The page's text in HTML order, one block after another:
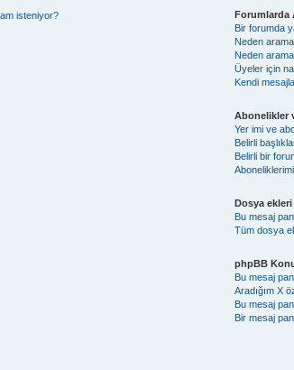
isteniyor?
Forumlarda
Bir forumda
Neden
Neden
Üyeler için
Kendi
Abonelikler
Yer imi ve
Belirli
Belirli bir
Dosya ekleri
Bu mesaj
Tüm dosya
phpBB
Bu mesaj
Aradığım X
Bu mesaj
Bir mesaj